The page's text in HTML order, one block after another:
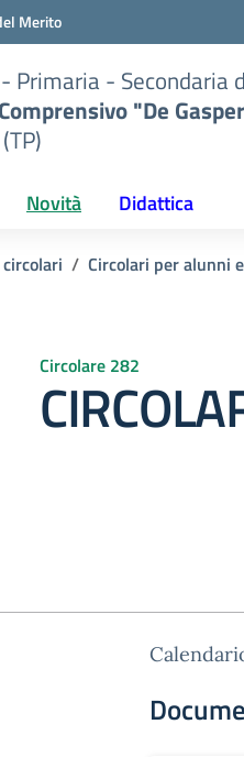
Merito
Primaria - Secondaria
"De
Novità Didattica
circolari Circolari per alunni
Circolare 282